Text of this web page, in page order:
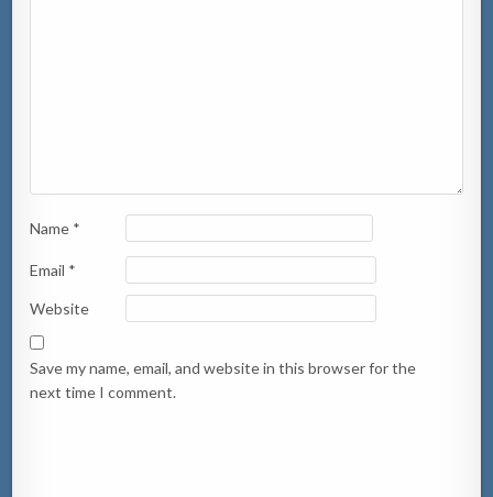
Name *
Email *
Website
Save my name, email, and website in this browser for the
next time I comment.